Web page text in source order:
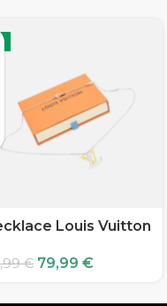
Louis Vuitton
€ 79,99 €